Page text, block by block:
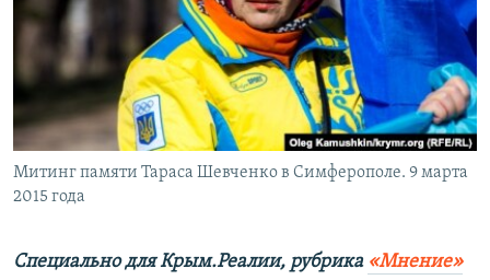
КРЫМ.НЕПОКОРЕННЫЙ
ELIFBE
УКРАИНСКАЯ ПРОБЛЕМА КРЫМА
Все сайты RFE/RL
Митинг памяти Тараса Шевченко в Симферополе. 9 марта
2015 года
Специально для Крым.Реалии, рубрика «Мнение»